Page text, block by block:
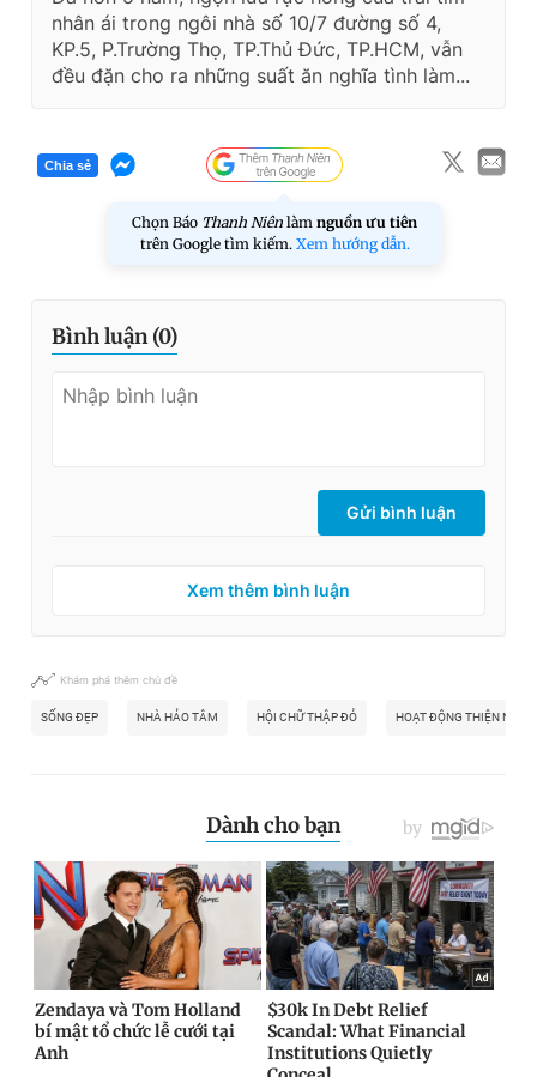
nhân ái trong ngôi nhà số 10/7 đường số 4,
KP.5, P.Trường Thọ, TP.Thủ Đức, TP.HCM, vẫn
đều đặn cho ra những suất ăn nghĩa tình làm...
Chia sẻ
Chọn Báo Thanh Niên làm nguồn ưu tiên
trên Google tìm kiếm. Xem hướng dẫn.
Bình luận (0)
Gửi bình luận
Xem thêm bình luận
Khám phá thêm chủ đề
SỐNG ĐẸP NHÀ HẢO TÂM HỘI CHỮ THẬP ĐỎ HOẠT ĐỘNG THIỆN